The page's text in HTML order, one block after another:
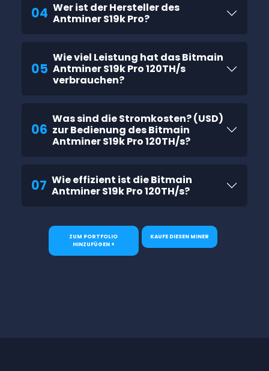
04 Wer ist der Hersteller des
Antminer S19k Pro?
05
Wie viel Leistung hat das Bitmain
Antminer S19k Pro 120TH/s
verbrauchen?
06
Was sind die Stromkosten? (USD)
zur Bedienung des Bitmain
Antminer S19k Pro 120TH/s?
07 Wie effizient ist die Bitmain
Antminer S19k Pro 120TH/s?
ZUM PORTFOLIO
HINZUFÜGEN +
KAUFE DIESEN MINER